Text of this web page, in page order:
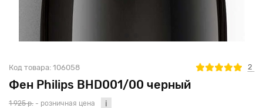
Фен Philips BHD001/00 черный
Код товара: 106058 2
1 925 р. - розничная цена